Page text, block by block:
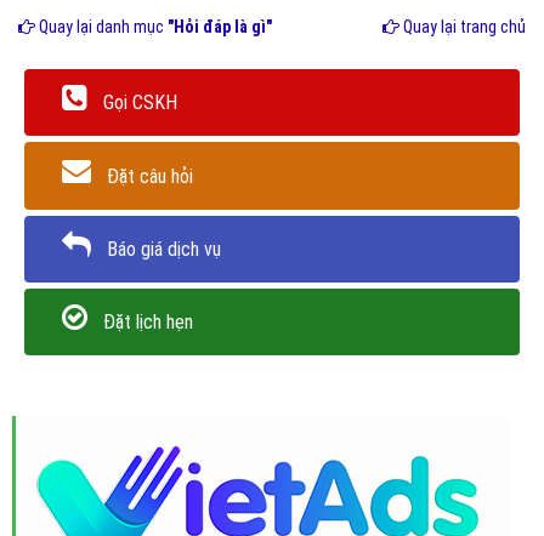
Quay lại danh mục "Hỏi đáp là gì" Quay lại trang chủ
Gọi CSKH
Đặt câu hỏi
Báo giá dịch vụ
Đặt lịch hẹn